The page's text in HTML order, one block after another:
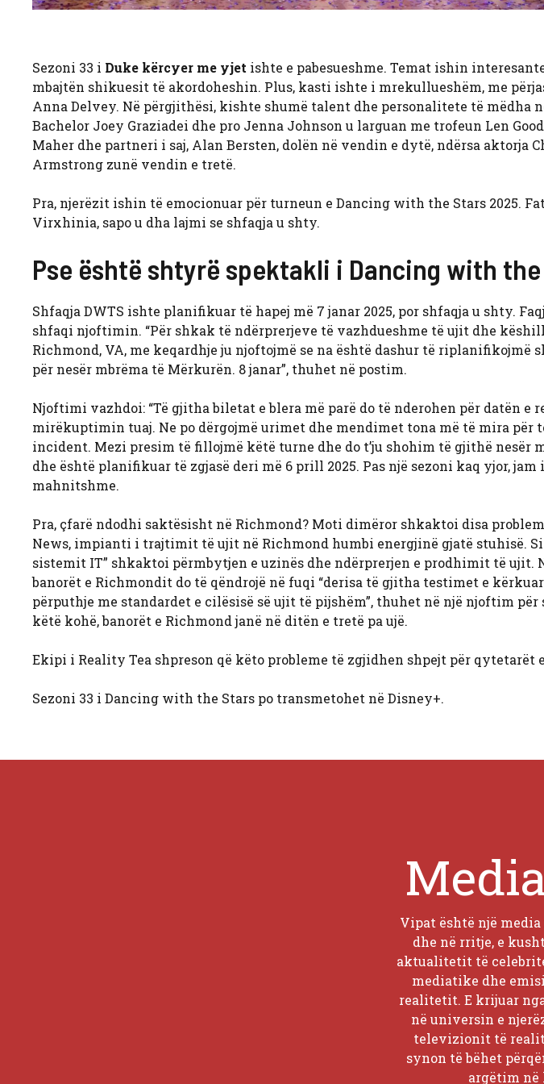
Sezoni 33 i Duke kërcyer me yjet ishte e pabesueshme. Temat ishin
mbajtën shikuesit të akordoheshin. Plus, kasti ishte i mrekullueshëm, me
Anna Delvey. Në përgjithësi, kishte shumë talent dhe personalitete të mëdha
Bachelor Joey Graziadei dhe pro Jenna Johnson u larguan me trofeun Len
Maher dhe partneri i saj, Alan Bersten, dolën në vendin e dytë, ndërsa aktorja
Armstrong zunë vendin e tretë.
Pra, njerëzit ishin të emocionuar për turneun e Dancing with the Stars 2025.
Virxhinia, sapo u dha lajmi se shfaqja u shty.
Pse është shtyrë spektakli i Dancing with
Shfaqja DWTS ishte planifikuar të hapej më 7 janar 2025, por shfaqja u shty.
shfaqi njoftimin. “Për shkak të ndërprerjeve të vazhdueshme të ujit dhe
Richmond, VA, me keqardhje ju njoftojmë se na është dashur të riplanifikojmë
për nesër mbrëma të Mërkurën. 8 janar”, thuhet në postim.
Njoftimi vazhdoi: “Të gjitha biletat e blera më parë do të nderohen për datën e
mirëkuptimin tuaj. Ne po dërgojmë urimet dhe mendimet tona më të mira për
incident. Mezi presim të fillojmë këtë turne dhe do t’ju shohim të gjithë nesër
dhe është planifikuar të zgjasë deri më 6 prill 2025. Pas një sezoni kaq yjor, jam
mahnitshme.
Pra, çfarë ndodhi saktësisht në Richmond? Moti dimëror shkaktoi disa
News, impianti i trajtimit të ujit në Richmond humbi energjinë gjatë stuhisë.
sistemit IT” shkaktoi përmbytjen e uzinës dhe ndërprerjen e prodhimit të ujit.
banorët e Richmondit do të qëndrojë në fuqi “derisa të gjitha testimet e
përputhje me standardet e cilësisë së ujit të pijshëm”, thuhet në një njoftim
këtë kohë, banorët e Richmond janë në ditën e tretë pa ujë.
Ekipi i Reality Tea shpreson që këto probleme të zgjidhen shpejt për qytetarët
Sezoni 33 i Dancing with the Stars po transmetohet në Disney+.
Vipat është një
dhe në rritje, e
aktualitetit të
mediatike dhe
realitetit. E krijuar
në universin e
televizionit të
synon të bëhet
argëtim në